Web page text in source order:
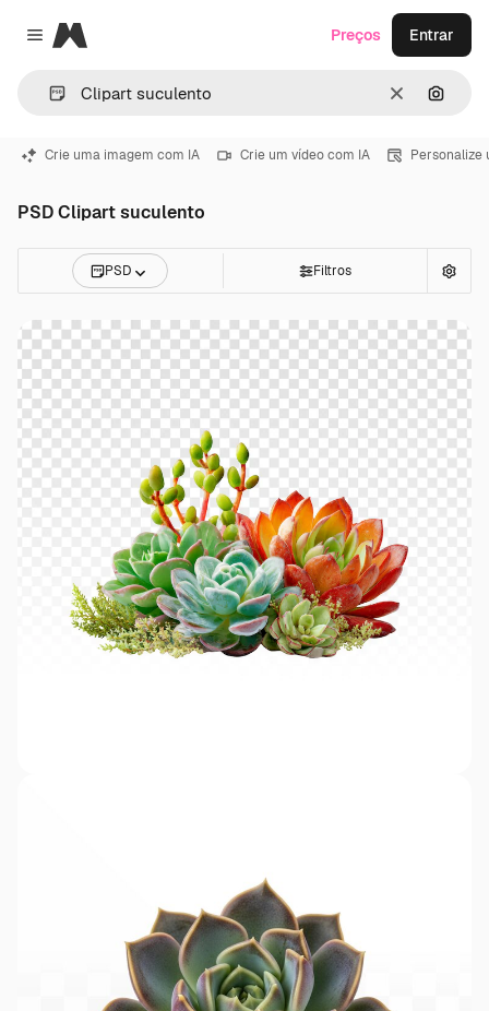
Close menu
Magnific
Limpar
Preços Entrar
Crie uma imagem com IA Crie um vídeo com IA Personalize
PSD Clipart suculento
PSD Filtros